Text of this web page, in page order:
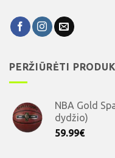
PERŽIŪRĖTI
NBA Gold
dydžio)
59.99€